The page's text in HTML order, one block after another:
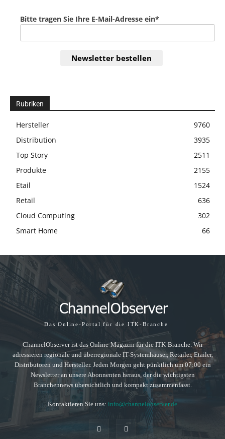
Bitte tragen Sie Ihre E-Mail-Adresse ein*
Newsletter bestellen
Rubriken
Hersteller
9760
Distribution
3935
Top Story
2511
Produkte
2155
Etail
1524
Retail
636
Cloud Computing
302
Smart Home
66
Das Online-Portal für die ITK-Branche
ChannelObserver ist das Online-Magazin für die ITK-Branche. Wir
adressieren regionale und überregionale IT-Systemhäuser, Retailer, Etailer,
Distributoren und Hersteller. Jeden Morgen geht pünktlich um 07:00 ein
Newsletter an unsere Abonnenten heraus, der die wichtigsten
Branchennews übersichtlich und kompakt zusammenfasst.
Kontaktieren Sie uns: info@channelobserver.de